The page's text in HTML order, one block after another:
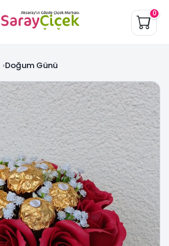
0
Doğum Günü